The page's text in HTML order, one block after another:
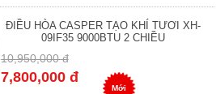
ĐIỀU HÒA CASPER TẠO KHÍ TƯƠI XH-
09IF35 9000BTU 2 CHIỀU
10,950,000 đ
7,800,000 đ
Mới